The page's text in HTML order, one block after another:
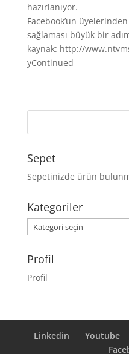
hazırlanıyor.
Facebook’un
sağlaması büyük bir
kaynak: http://
yContinued
Sepet
Sepetinizde ürün
Kategoriler
Kategoriler
Profil
Profil
Linkedin Youtube